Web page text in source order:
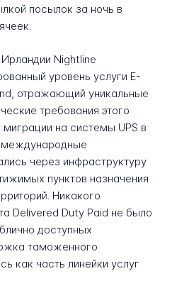
посылок за ночь в
Nightline
уровень услуги E-
отражающий уникальные
требования этого
на системы UPS в
международные
через инфраструктуру
пунктов назначения
Никакого
Delivered Duty Paid не было
доступных
таможенного
как часть линейки услуг